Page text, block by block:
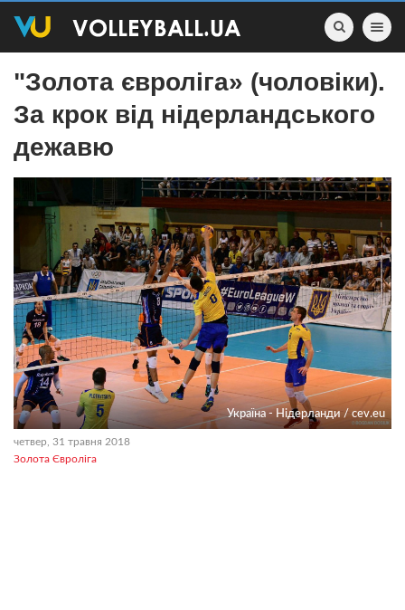
Toggle
"Золота євроліга» (чоловіки).
За крок від нідерландського
дежавю
Україна - Нідерланди / cev.eu
четвер, 31 травня 2018
Золота Євроліга